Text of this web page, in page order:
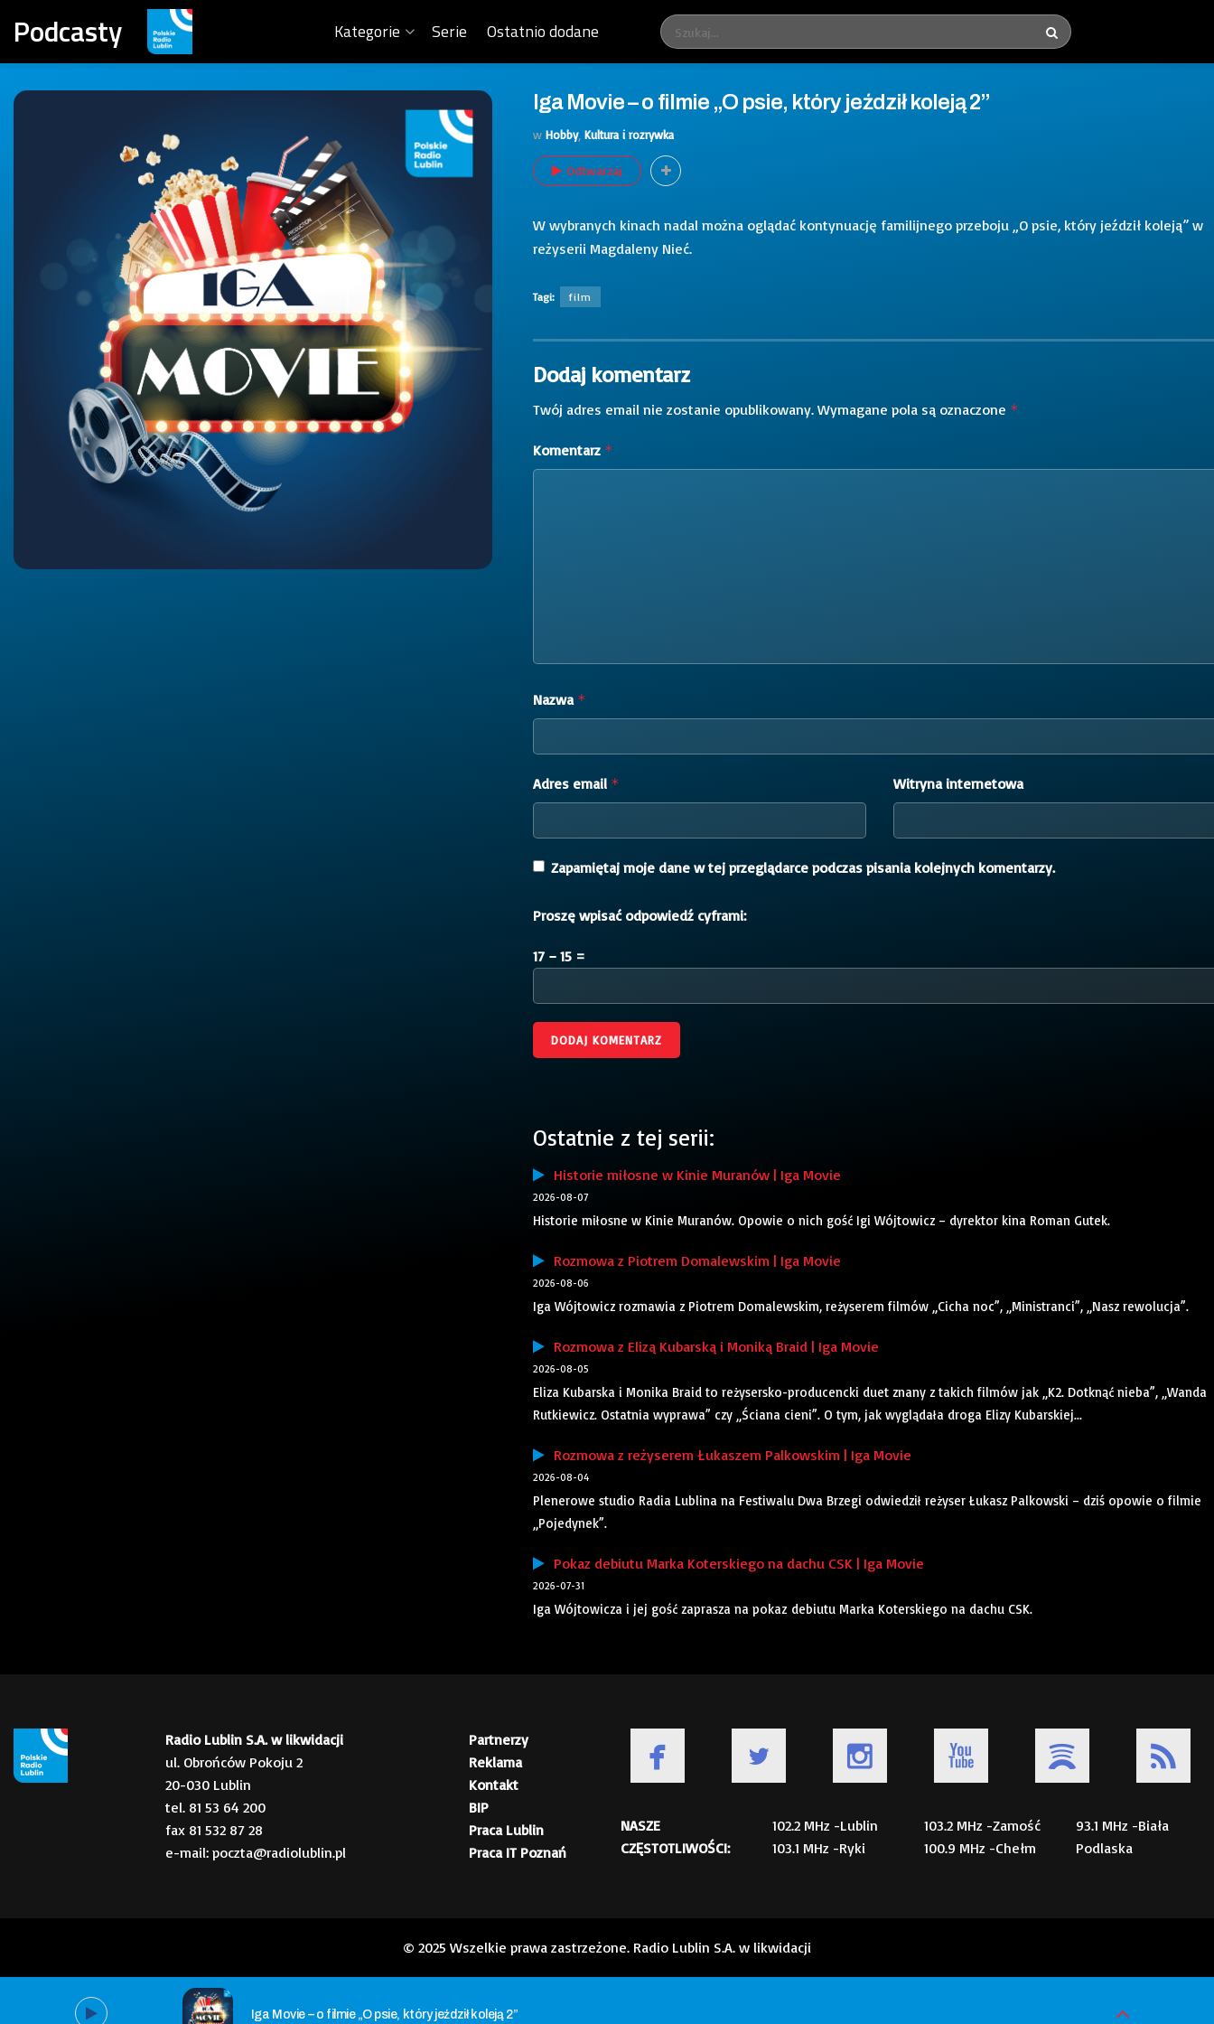
Podcasty Kategorie Serie Ostatnio dodane
Iga Movie – o filmie „O psie, który jeździł koleją 2”
w Hobby, Kultura i rozrywka
Odtwarzaj
W wybranych kinach nadal można oglądać kontynuację familijnego przeboju „O psie, który jeździł koleją” w
reżyserii Magdaleny Nieć.
Tagi: film
Dodaj komentarz
Twój adres email nie zostanie opublikowany. Wymagane pola są oznaczone *
Komentarz *
Nazwa *
Adres email * Witryna internetowa
Zapamiętaj moje dane w tej przeglądarce podczas pisania kolejnych komentarzy.
Proszę wpisać odpowiedź cyframi:
17 − 15 =
Ostatnie z tej serii:
Historie miłosne w Kinie Muranów | Iga Movie
2026-08-07
Historie miłosne w Kinie Muranów. Opowie o nich gość Igi Wójtowicz – dyrektor kina Roman Gutek.
Rozmowa z Piotrem Domalewskim | Iga Movie
2026-08-06
Iga Wójtowicz rozmawia z Piotrem Domalewskim, reżyserem filmów „Cicha noc”, „Ministranci”, „Nasz rewolucja”.
Rozmowa z Elizą Kubarską i Moniką Braid | Iga Movie
2026-08-05
Eliza Kubarska i Monika Braid to reżysersko-producencki duet znany z takich filmów jak „K2. Dotknąć nieba”, „Wanda
Rutkiewicz. Ostatnia wyprawa” czy „Ściana cieni”. O tym, jak wyglądała droga Elizy Kubarskiej...
Rozmowa z reżyserem Łukaszem Palkowskim | Iga Movie
2026-08-04
Plenerowe studio Radia Lublina na Festiwalu Dwa Brzegi odwiedził reżyser Łukasz Palkowski – dziś opowie o filmie
„Pojedynek”.
Pokaz debiutu Marka Koterskiego na dachu CSK | Iga Movie
2026-07-31
Iga Wójtowicza i jej gość zaprasza na pokaz debiutu Marka Koterskiego na dachu CSK.
Radio Lublin S.A. w likwidacji
ul. Obrońców Pokoju 2
20-030 Lublin
tel. 81 53 64 200
fax 81 532 87 28
e-mail: poczta@radiolublin.pl
Partnerzy
Reklama
Kontakt
BIP
Praca Lublin
Praca IT Poznań
NASZE
CZĘSTOTLIWOŚCI:
102.2 MHz -Lublin
103.1 MHz -Ryki
103.2 MHz -Zamość
100.9 MHz -Chełm
93.1 MHz -Biała
Podlaska
© 2025 Wszelkie prawa zastrzeżone. Radio Lublin S.A. w likwidacji
Iga Movie – o filmie „O psie, który jeździł koleją 2”